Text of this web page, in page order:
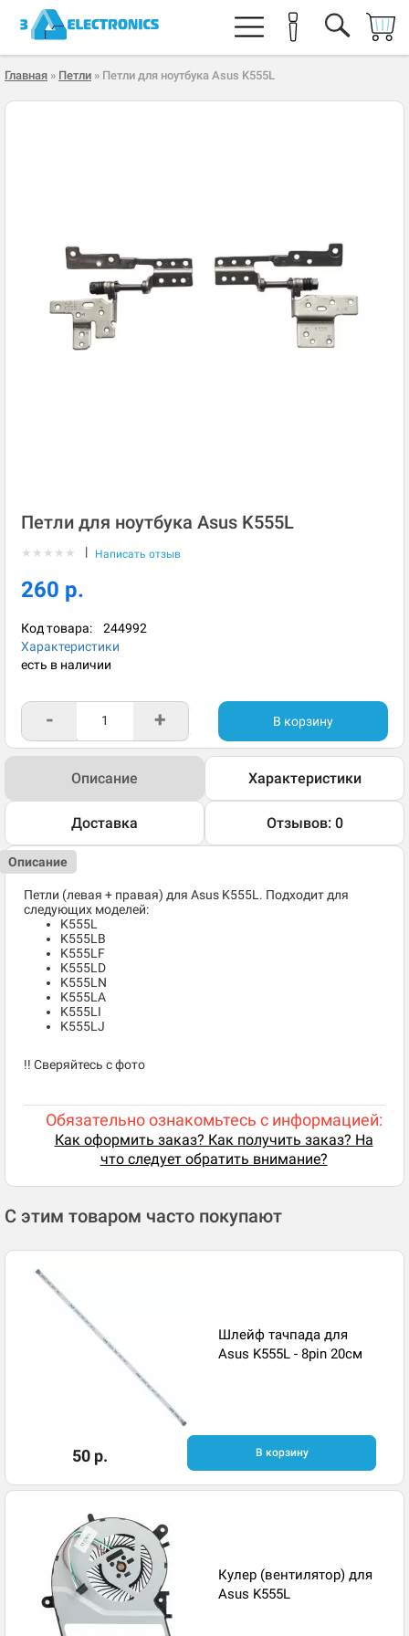
Главная » Петли » Петли для ноутбука Asus K555L
Петли для ноутбука Asus K555L
★ ★ ★ ★ ★ | Написать отзыв
260 р.
Код товара: 244992
Характеристики
есть в наличии
- + В корзину
Описание Характеристики
Доставка Отзывов: 0
Описание
Петли (левая + правая) для Asus K555L. Подходит для
следующих моделей:
K555L
K555LB
K555LF
K555LD
K555LN
K555LA
K555LI
K555LJ
!! Сверяйтесь с фото
Обязательно ознакомьтесь с информацией:
Как оформить заказ? Как получить заказ? На
что следует обратить внимание?
С этим товаром часто покупают
Шлейф тачпада для
Asus K555L - 8pin 20см
50 р. В корзину
Кулер (вентилятор) для
Asus K555L